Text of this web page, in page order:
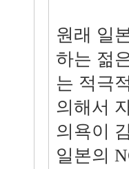
원래 일
하는 젊
는 적극
의해서
의욕이
일본의